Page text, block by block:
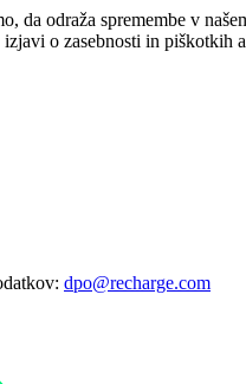
da odraža spremembe v
o zasebnosti in
dpo@recharge.com